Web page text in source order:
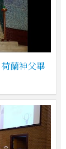
蘭神父畢